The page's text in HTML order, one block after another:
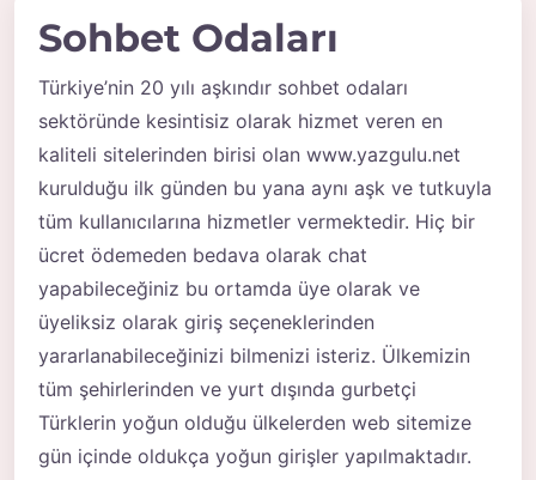
Sohbet Odaları
Türkiye’nin 20 yılı aşkındır sohbet odaları
sektöründe kesintisiz olarak hizmet veren en
kaliteli sitelerinden birisi olan www.yazgulu.net
kurulduğu ilk günden bu yana aynı aşk ve tutkuyla
tüm kullanıcılarına hizmetler vermektedir. Hiç bir
ücret ödemeden bedava olarak chat
yapabileceğiniz bu ortamda üye olarak ve
üyeliksiz olarak giriş seçeneklerinden
yararlanabileceğinizi bilmenizi isteriz. Ülkemizin
tüm şehirlerinden ve yurt dışında gurbetçi
Türklerin yoğun olduğu ülkelerden web sitemize
gün içinde oldukça yoğun girişler yapılmaktadır.